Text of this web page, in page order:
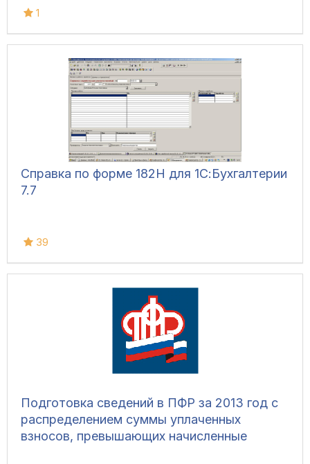
1
Справка по форме 182Н для 1С:Бухгалтерии
7.7
39
Подготовка сведений в ПФР за 2013 год с
распределением суммы уплаченных
взносов, превышающих начисленные